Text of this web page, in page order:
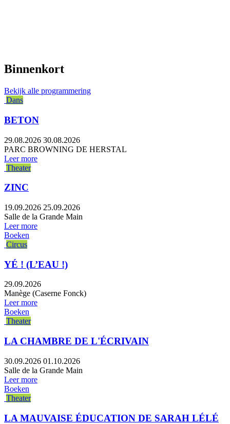
Binnenkort
Bekijk alle programmering
Dans
BETON
29.08.2026 30.08.2026
PARC BROWNING DE HERSTAL
Leer more
Theater
ZINC
19.09.2026 25.09.2026
Salle de la Grande Main
Leer more
Boeken
Circus
YÉ ! (L’EAU !)
29.09.2026
Manège (Caserne Fonck)
Leer more
Boeken
Theater
LA CHAMBRE DE L'ÉCRIVAIN
30.09.2026 01.10.2026
Salle de la Grande Main
Leer more
Boeken
Theater
LA MAUVAISE ÉDUCATION DE SARAH LÉLÉ